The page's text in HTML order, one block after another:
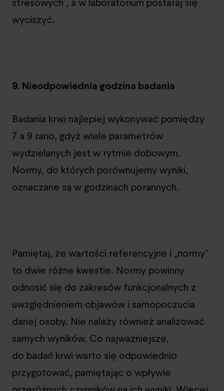
wyciszyć.
9. Nieodpowiednia godzina badania
Badania krwi najlepiej wykonywać pomiędzy
7 a 9 rano, gdyż wiele parametrów
wydzielanych jest w rytmie dobowym.
Normy, do których porównujemy wyniki,
oznaczane są w godzinach porannych.
Pamiętaj, że wartości referencyjne i „normy”
to dwie różne kwestie. Normy powinny
odnosić się do zakresów funkcjonalnych z
uwzględnieniem objawów i samopoczucia
danej osoby. Nie należy również analizować
samych wyników. Co najważniejsze,
do badań krwi warto się odpowiednio
przygotować, pamiętając o wpływie